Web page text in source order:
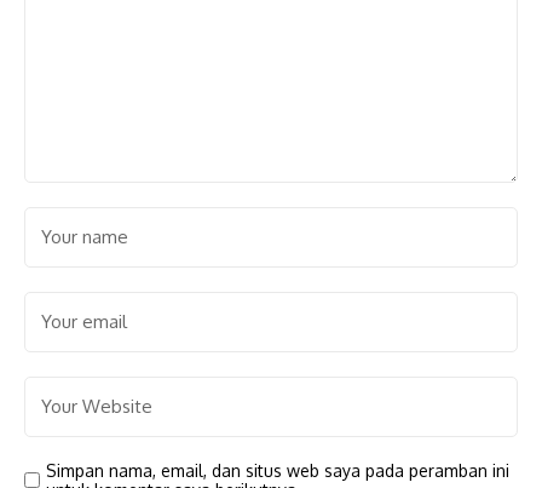
Simpan nama, email, dan situs web saya pada peramban ini